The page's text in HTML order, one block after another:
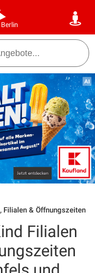
Berlin
Filialen & Öffnungszeiten
Filialen